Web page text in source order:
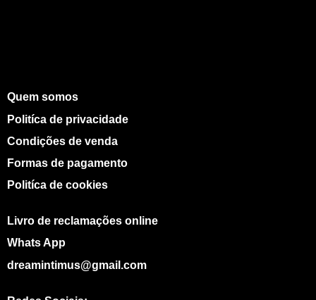
Quem somos
Politíca de privacidade
Condições de venda
Formas de pagamento
Politíca de cookies
Livro de reclamações online
Whats App
dreamintimus@gmail.com